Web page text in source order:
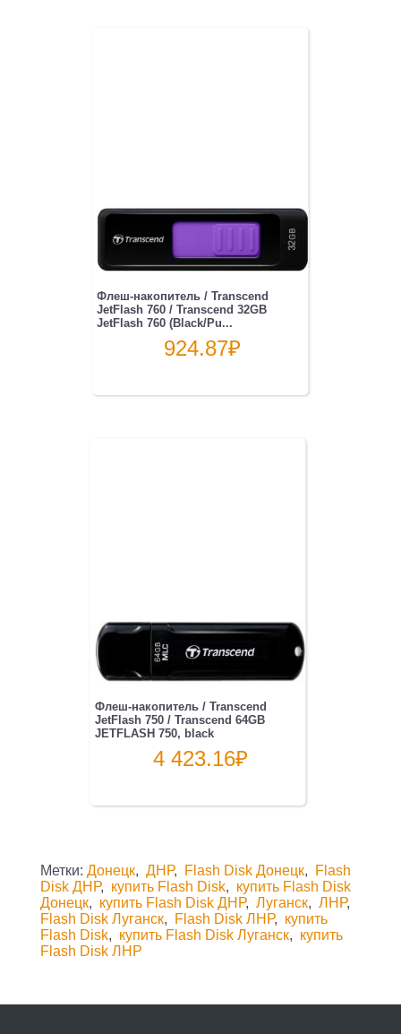
Флеш-накопитель / Transcend
JetFlash 760 / Transcend 32GB
JetFlash 760 (Black/Pu...
924.87₽
Флеш-накопитель / Transcend
JetFlash 750 / Transcend 64GB
JETFLASH 750, black
4 423.16₽
Метки: Донецк, ДНР, Flash Disk Донецк,
Flash
Disk ДНР, купить Flash Disk, купить Flash Disk
Донецк, купить Flash Disk ДНР, Луганск, ЛНР,
Flash Disk Луганск, Flash Disk ЛНР, купить
Flash Disk, купить Flash Disk Луганск, купить
Flash Disk ЛНР